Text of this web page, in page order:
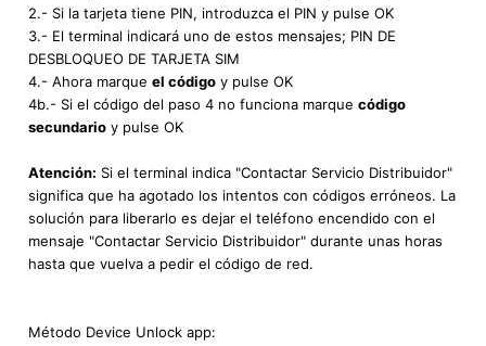
2.- Si la tarjeta tiene PIN, introduzca el PIN y pulse OK
3.- El terminal indicará uno de estos mensajes; PIN DE
DESBLOQUEO DE TARJETA SIM
4.- Ahora marque el código y pulse OK
4b.- Si el código del paso 4 no funciona marque código
secundario y pulse OK
Atención: Si el terminal indica "Contactar Servicio Distribuidor"
significa que ha agotado los intentos con códigos erróneos. La
solución para liberarlo es dejar el teléfono encendido con el
mensaje "Contactar Servicio Distribuidor" durante unas horas
hasta que vuelva a pedir el código de red.
Método Device Unlock app: